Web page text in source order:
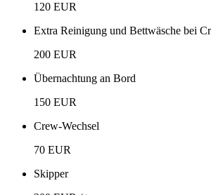
120 EUR
Extra Reinigung und Bettwäsche bei
200 EUR
Übernachtung an Bord
150 EUR
Crew-Wechsel
70 EUR
Skipper